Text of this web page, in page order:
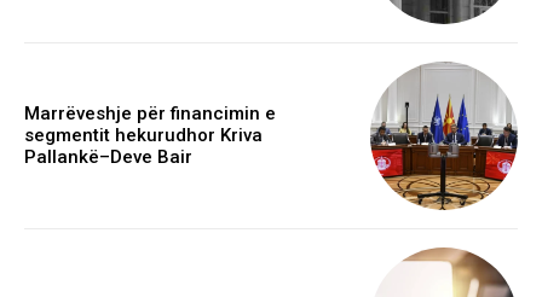
Marrëveshje për financimin e
segmentit hekurudhor Kriva
Pallankë–Deve Bair